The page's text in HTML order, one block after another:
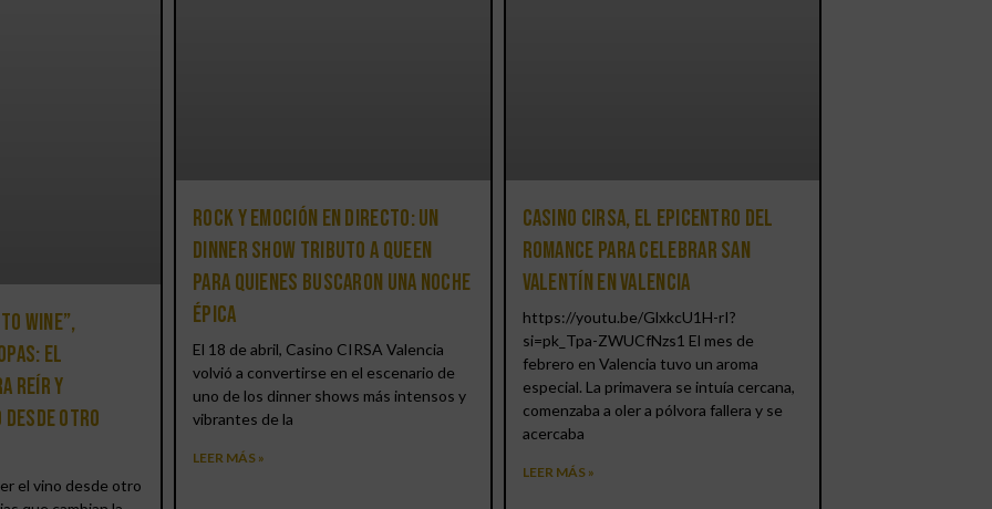
Wine”,
el
reír y
desde otro
el vino desde otro
Rock y emoción en directo: un
Dinner Show Tributo a Queen
para quienes buscaron una noche
épica
El 18 de abril, Casino CIRSA Valencia
volvió a convertirse en el escenario de
uno de los dinner shows más intensos y
vibrantes de la
LEER MÁS »
Casino CIRSA, el epicentro del
romance para celebrar San
Valentín en Valencia
https://youtu.be/GlxkcU1H-rI?
si=pk_Tpa-ZWUCfNzs1 El mes de
febrero en Valencia tuvo un aroma
especial. La primavera se intuía cercana,
comenzaba a oler a pólvora fallera y se
acercaba
LEER MÁS »